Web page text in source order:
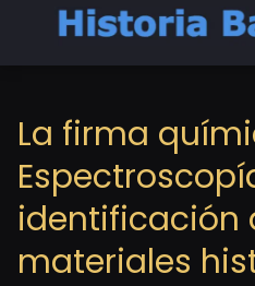
La firma
identificación
materiales